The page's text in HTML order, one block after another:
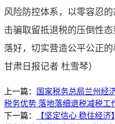
风险防控体系，以零容忍
击骗取留抵退税的压倒性
落好，切实营造公平公正
甘肃日报记者 杜雪琴）
上一篇：
国家税务总局兰州经
税务优势 落地落细退税减税工
下一篇：
【坚定信心 稳住经